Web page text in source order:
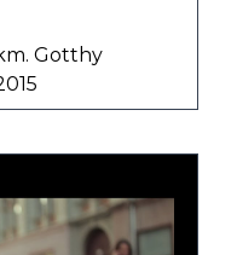
Gotthy